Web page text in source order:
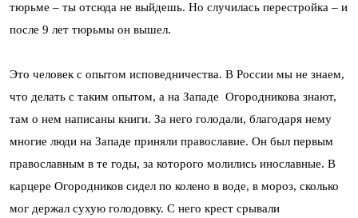
тюрьме – ты отсюда не выйдешь. Но случилась перестройка – и
после 9 лет тюрьмы он вышел.
Это человек с опытом исповедничества. В России мы не знаем,
что делать с таким опытом, а на Западе Огородникова знают,
там о нем написаны книги. За него голодали, благодаря нему
многие люди на Западе приняли православие. Он был первым
православным в те годы, за которого молились инославные. В
карцере Огородников сидел по колено в воде, в мороз, сколько
мог держал сухую голодовку. С него крест срывали